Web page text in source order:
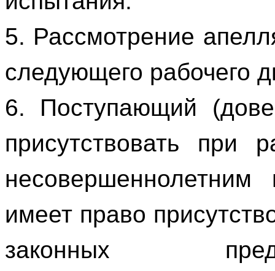
5. Рассмотрение
следующего рабочего
6. Поступающий
присутствовать при
имеет право
законных